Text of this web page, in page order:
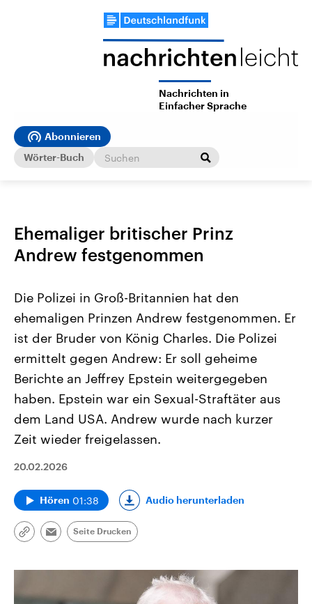
Nachrichten in
Einfacher Sprache
Abonnieren
Wörter-Buch
Ehemaliger britischer Prinz
Andrew festgenommen
Die Polizei in Groß-Britannien hat den
ehemaligen Prinzen Andrew festgenommen. Er
ist der Bruder von König Charles. Die Polizei
ermittelt gegen Andrew: Er soll geheime
Berichte an Jeffrey Epstein weitergegeben
haben. Epstein war ein Sexual-Straftäter aus
dem Land USA. Andrew wurde nach kurzer
Zeit wieder freigelassen.
20.02.2026
Hören 01:38 Audio herunterladen
Link
Email
Seite Drucken